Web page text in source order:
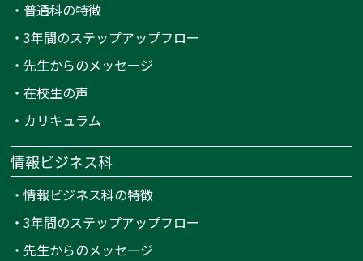
・ 普通科の特徴
・3年間のステップアップフロー
・先生からのメッセージ
・在校生の声
・ カリキュラム
情報ビジネス科
・情報ビジネス科の特徴
・3年間のステップアップフロー
・先生からのメッセージ